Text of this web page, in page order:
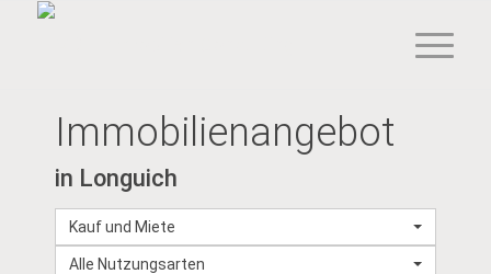
Immobilien­angebot
in Longuich
Kauf und Miete
Alle Nutzungsarten